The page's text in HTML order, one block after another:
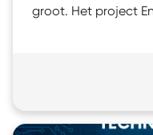
groot. Het project
initiatief ontwikkelt
bevordert innovatie
LLO-ecosysteem.